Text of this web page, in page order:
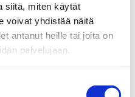
siitä, miten käytät
voivat yhdistää näitä
antanut heille tai joita on
palvelujaan.